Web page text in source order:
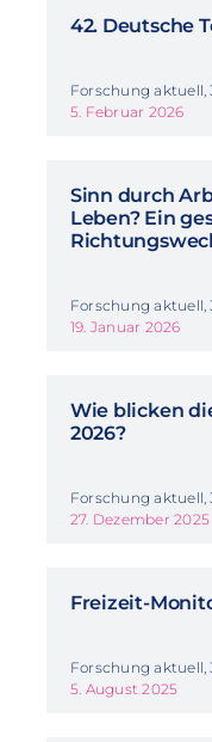
42. Deutsche
Forschung aktuell,
5. Februar 2026
Sinn durch
Leben? Ein
Forschung aktuell,
19. Januar 2026
Wie blicken
2026?
Forschung aktuell,
27. Dezember 2025
Freizeit-
Forschung aktuell,
5. August 2025